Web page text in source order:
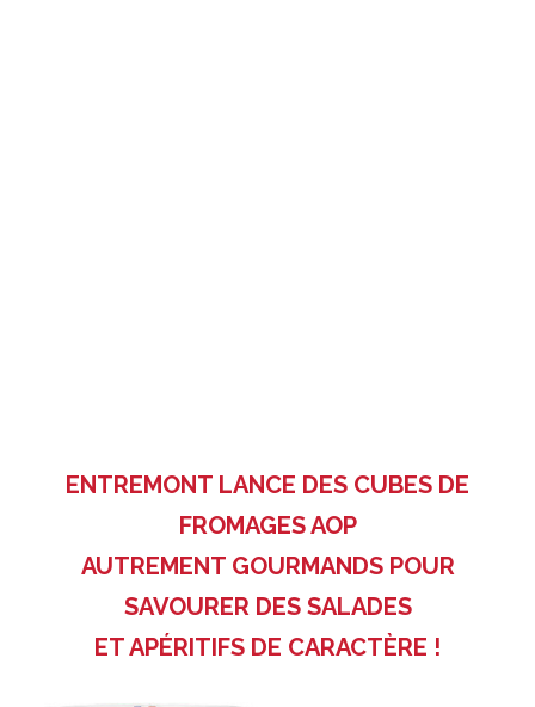
ENTREMONT LANCE DES CUBES DE
FROMAGES AOP
AUTREMENT GOURMANDS POUR
SAVOURER DES SALADES
ET APÉRITIFS DE CARACTÈRE !